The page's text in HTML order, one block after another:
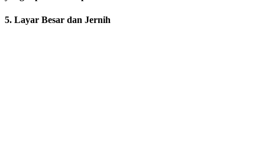
5. Layar Besar dan Jernih